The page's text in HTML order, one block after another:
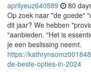
aprilyeuz640589 80
Op zoek naar "de goede"
dit jaar? We hebben
"aanbieden. "Het is
je een beslissing neemt.
https://
de-beste-opties-in-2024